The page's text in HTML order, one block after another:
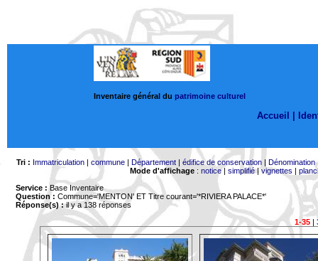
Inventaire général du patrimoine culturel
Accueil |
Tri : Immatriculation| commune| Département| édifice de conservation| Dénomination
Mode d'affichage: notice| simplifié|vignettes |
Service : Base Inventaire
Question : Commune='MENTON' ET Titre courant='*RIVIERA PALACE*'
Réponse(s) :il y a 138 réponses
1-35|